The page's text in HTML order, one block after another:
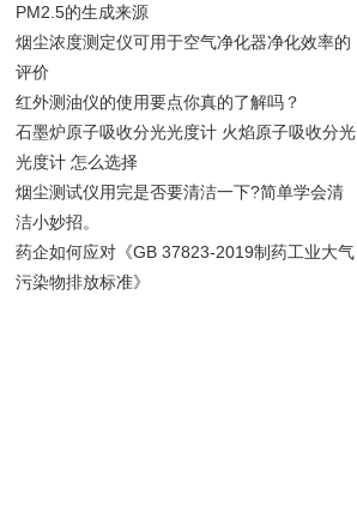
PM2.5的生成来源
烟尘浓度测定仪可用于空气净化器净化效率的
评价
红外测油仪的使用要点你真的了解吗？
石墨炉原子吸收分光光度计 火焰原子吸收分光
光度计 怎么选择
烟尘测试仪用完是否要清洁一下?简单学会清
洁小妙招。
药企如何应对《GB 37823-2019制药工业大气
污染物排放标准》